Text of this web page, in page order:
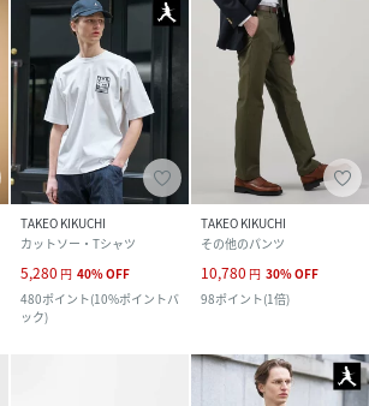
TAKEO KIKUCHI
カットソー・Tシャツ
5,280 円 40%OFF
480ポイント(10%ポイントバ
ック)
TAKEO KIKUCHI
その他のパンツ
10,780 円 30%OFF
98ポイント(1倍)